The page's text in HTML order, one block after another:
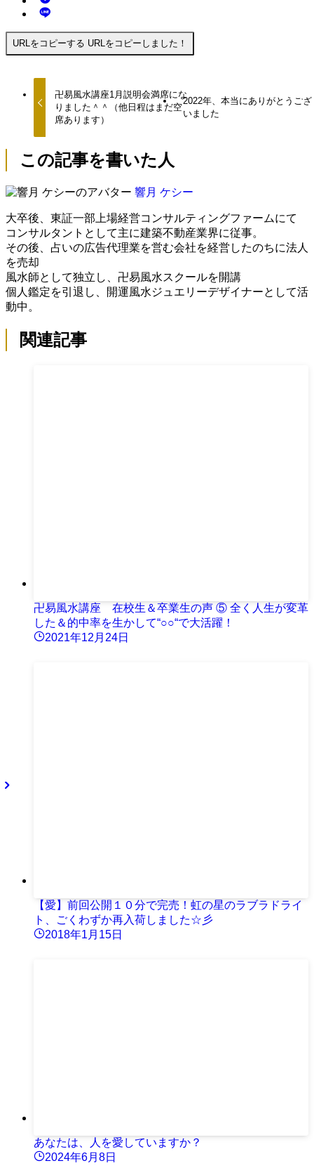
URLをコピーする URLをコピーしました！
卍易風水講座1月説明会満席にな
りました＾＾（他日程はまだ空
席あります）
2022年、本当にありがとうござ
いました
この記事を書いた人
響月 ケシー
大卒後、東証一部上場経営コンサルティングファームにて
コンサルタントとして主に建築不動産業界に従事。
その後、占いの広告代理業を営む会社を経営したのちに法人
を売却
風水師として独立し、卍易風水スクールを開講
個人鑑定を引退し、開運風水ジュエリーデザイナーとして活
動中。
関連記事
卍易風水講座 在校生＆卒業生の声 ⑤ 全く人生が変革
した＆的中率を生かして“○○“で大活躍！
2021年12月24日
【愛】前回公開１０分で完売！虹の星のラブラドライ
ト、ごくわずか再入荷しました☆彡
2018年1月15日
あなたは、人を愛していますか？
2024年6月8日